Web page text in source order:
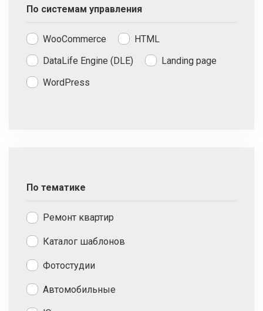
По системам управления
WooCommerce
HTML
DataLife Engine (DLE)
Landing page
WordPress
По тематике
Ремонт квартир
Каталог шаблонов
Фотостудии
Автомобильные